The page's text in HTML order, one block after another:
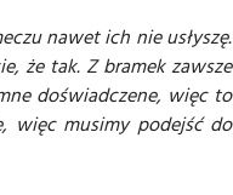
nawet ich nie usłyszę.
że tak. Z bramek zawsze
doświadczene, więc to
więc musimy podejść do